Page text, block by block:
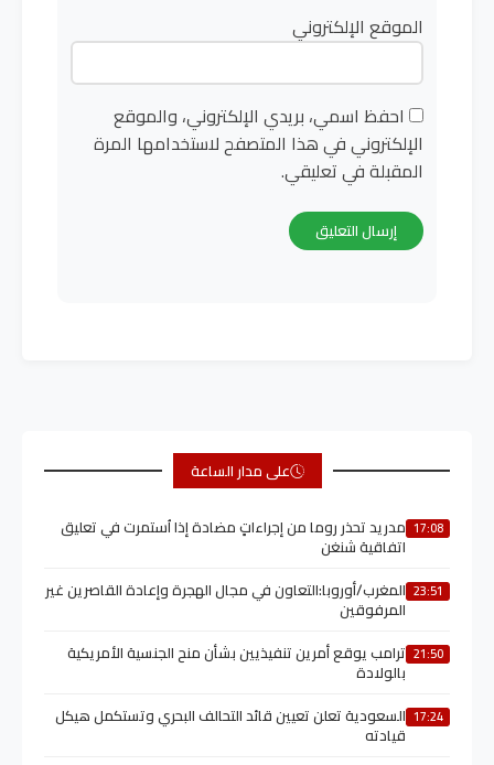
الموقع الإلكتروني
احفظ اسمي، بريدي الإلكتروني، والموقع
الإلكتروني في هذا المتصفح لاستخدامها المرة
المقبلة في تعليقي.
على مدار الساعة
17:08 مدريد تحذر روما من إجراءاتٍ مضادة إذا اُستمرت في تعليق
اتفاقية شنغن
23:51 المغرب/أوروبا:التعاون في مجال الهجرة وإعادة القاصرين غير
المرفوقين
21:50 ترامب يوقع أمرين تنفيذيين بشأن منح الجنسية الأمريكية
بالولادة
17:24 السعودية تعلن تعيين قائد التحالف البحري وتستكمل هيكل
قيادته